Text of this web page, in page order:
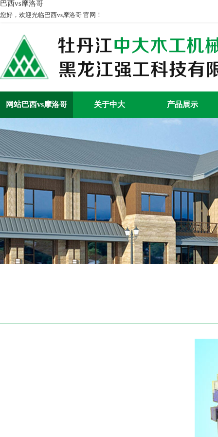
巴西vs摩洛哥
您好，欢迎光临巴西vs摩洛哥 官网！
网站巴西vs摩洛哥 关于中大 产品展示